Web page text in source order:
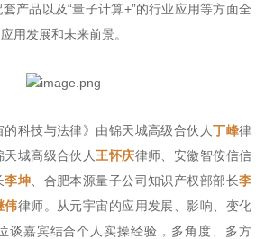
产品以及“量子计算+”的行业应用等方面全
用发展和未来前景。
的科技与法律》由锦天城高级合伙人丁峰律
城高级合伙人 王怀庆律师、安徽智侒信信
李坤 、合肥本源量子公司知识产权部部长李
伟律师。从元宇宙的应用发展、影响、变化
谈嘉宾结合个人实操经验，多角度、多方